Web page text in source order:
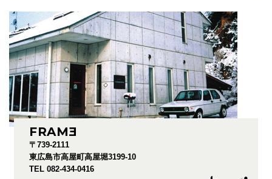
FRAME
〒739-2111
東広島市高屋町高屋堀3199-10
TEL 082-434-0416